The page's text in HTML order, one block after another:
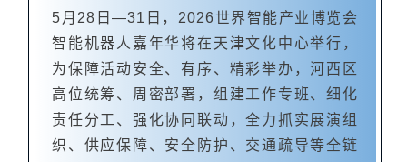
5月28日—31日，2026世界智能产业博览会
智能机器人嘉年华将在天津文化中心举行，
为保障活动安全、有序、精彩举办，河西区
高位统筹、周密部署，组建工作专班、细化
责任分工、强化协同联动，全力抓实展演组
织、供应保障、安全防护、交通疏导等全链